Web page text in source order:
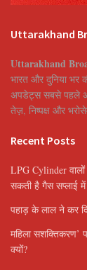
Uttarakhand
Uttarakhand
भारत और दुनिया भर
अपडेट्स सबसे पहले और
तेज़, निष्पक्ष और
Recent Posts
LPG Cylinder
सकती है गैस सप्लाई में
पहाड़ के लाल ने कर
महिला सशक्तिकरण’
क्यों?